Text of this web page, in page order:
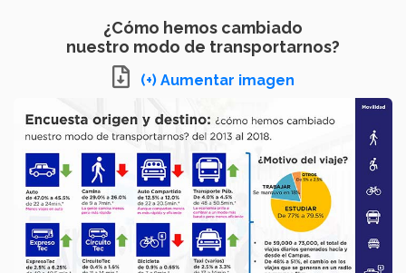
¿Cómo hemos cambiado
nuestro modo de transportarnos?
(+) Aumentar imagen